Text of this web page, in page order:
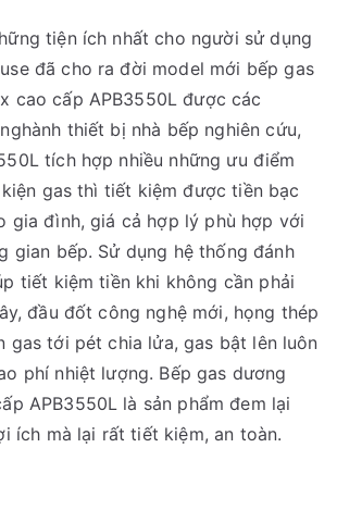
tiện ích nhất cho người sử dụng
đã cho ra đời model mới bếp gas
cao cấp APB3550L được các
thiết bị nhà bếp nghiên cứu,
tích hợp nhiều những ưu điểm
gas thì tiết kiệm được tiền bạc
gia đình, giá cả hợp lý phù hợp với
gian bếp. Sử dụng hệ thống đánh
tiết kiệm tiền khi không cần phải
đầu đốt công nghệ mới, họng thép
gas tới pét chia lửa, gas bật lên luôn
phí nhiệt lượng. Bếp gas dương
APB3550L là sản phẩm đem lại
ích mà lại rất tiết kiệm, an toàn.